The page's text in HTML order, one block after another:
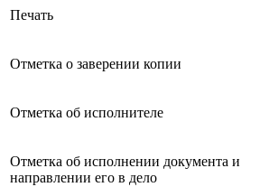
Печать
Отметка о заверении копии
Отметка об исполнителе
Отметка об исполнении документа и
направлении его в дело